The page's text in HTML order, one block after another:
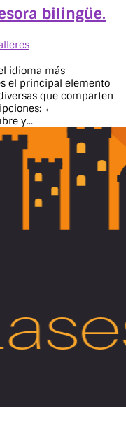
bilingüe.
idioma más
el principal elemento
que comparten
←
y...